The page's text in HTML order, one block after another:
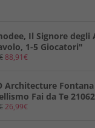
Il Signore degli
1-5 Giocatori"
88,91€
Architecture
Fai da Te 21062
26,99€